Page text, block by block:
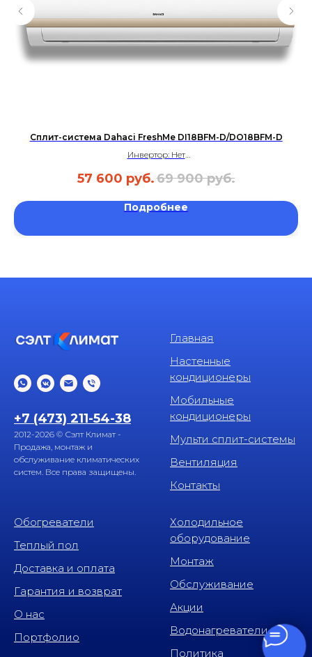
Сплит-система Dahaci FreshMe DI18BFM-D/DO18BFM-D
Инвертор: Нет
Уровень шума: 29 дБ
57 600 руб.69 900 руб.
Подробнее
+7 (473) 211-54-38
2012-2026 © Сэлт Климат -
Продажа, монтаж и
обслуживание климатических
систем. Все права защищены.
Главная
Настенные
кондиционеры
Мобильные
кондиционеры
Мульти сплит-системы
Вентиляция
Контакты
Обогреватели
Теплый пол
Доставка и оплата
Гарантия и возврат
О нас
Портфолио
Холодильное
оборудование
Монтаж
Обслуживание
Акции
Водонагреватели
Политика